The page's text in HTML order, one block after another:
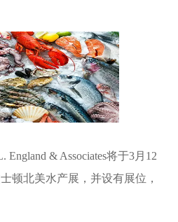
England & Associates将于3月12
顿北美水产展，并设有展位，